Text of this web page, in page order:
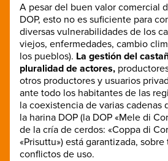
A pesar del buen valor comercial
DOP, esto no es suficiente para
diversas vulnerabilidades de los
viejos, enfermedades, cambio
los pueblos). La gestión del
pluralidad de actores,
otros productores y usuarios
ante todo los habitantes de las
la coexistencia de varias cadenas
la harina DOP (la DOP «Mele di
de la cría de cerdos: «Coppa di
«Prisuttu») está garantizada,
conflictos de uso.